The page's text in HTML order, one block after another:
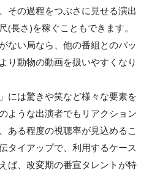
その過程をつぶさに見せる演出
(長さ)を稼ぐこともできます。
ない局なら、他の番組とのバッ
り動物の動画を扱いやすくなり
には驚きや笑など様々な要素を
ような出演者でもリアクション
ある程度の視聴率が見込めるこ
タイアップで、利用するケース
ば、改変期の番宣タレントが特